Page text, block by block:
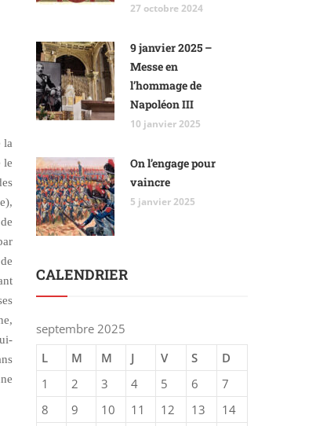
la
le
27 octobre 2024
9 janvier 2025 –
Messe en
l’hommage de
Napoléon III
10 janvier 2025
On l’engage pour
vaincre
5 janvier 2025
CALENDRIER
septembre 2025
L
M M J V S
D
1
2 3 4 5 6
7
8
9 10 11 12 13
14